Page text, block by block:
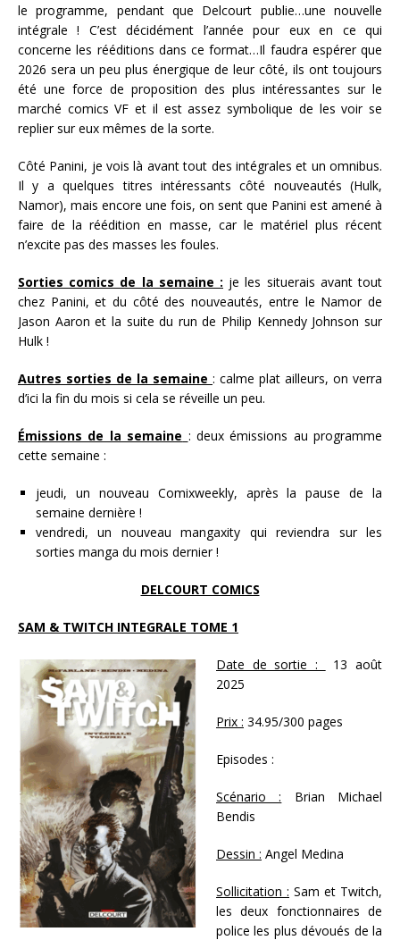
le programme, pendant que Delcourt publie…une nouvelle
intégrale ! C’est décidément l’année pour eux en ce qui
concerne les rééditions dans ce format…Il faudra espérer que
2026 sera un peu plus énergique de leur côté, ils ont toujours
été une force de proposition des plus intéressantes sur le
marché comics VF et il est assez symbolique de les voir se
replier sur eux mêmes de la sorte.
Côté Panini, je vois là avant tout des intégrales et un omnibus.
Il y a quelques titres intéressants côté nouveautés (Hulk,
Namor), mais encore une fois, on sent que Panini est amené à
faire de la réédition en masse, car le matériel plus récent
n’excite pas des masses les foules.
Sorties comics de la semaine : je les situerais avant tout
chez Panini, et du côté des nouveautés, entre le Namor de
Jason Aaron et la suite du run de Philip Kennedy Johnson sur
Hulk !
Autres sorties de la semaine : calme plat ailleurs, on verra
d’ici la fin du mois si cela se réveille un peu.
Émissions de la semaine : deux émissions au programme
cette semaine :
jeudi, un nouveau Comixweekly, après la pause de la
semaine dernière !
vendredi, un nouveau mangaxity qui reviendra sur les
sorties manga du mois dernier !
DELCOURT COMICS
SAM & TWITCH INTEGRALE TOME 1
Date de sortie :
13 août
2025
Prix : 34.95/300 pages
Episodes :
Scénario : Brian Michael
Bendis
Dessin : Angel Medina
Sollicitation : Sam et Twitch,
les deux fonctionnaires de
police les plus dévoués de la